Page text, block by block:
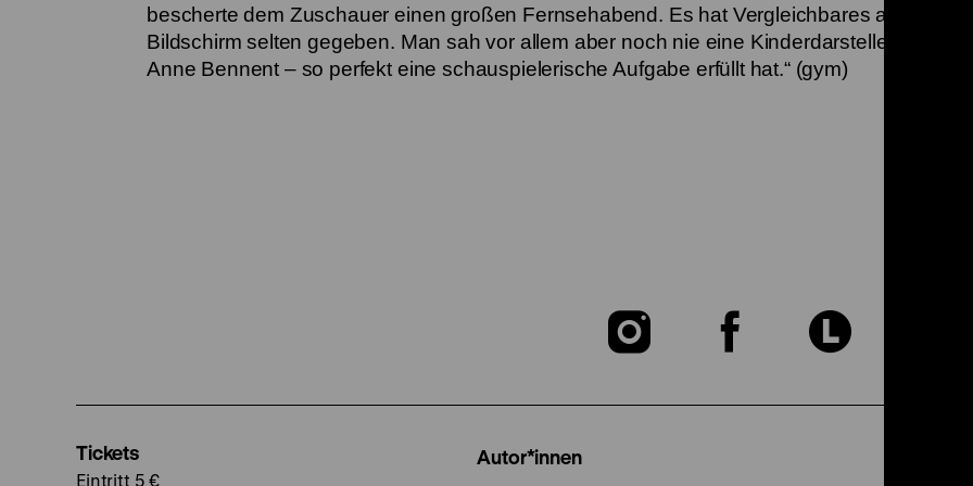
bescherte dem Zuschauer einen großen Fernsehabend. Es hat Vergleichbares auf dem
Bildschirm selten gegeben. Man sah vor allem aber noch nie eine Kinderdarstellerin die –
Anne Bennent – so perfekt eine schauspielerische Aufgabe erfüllt hat.“ (gym)
Zu
Zu
Zu
Tickets
Eintritt 5 €
Autor*innen